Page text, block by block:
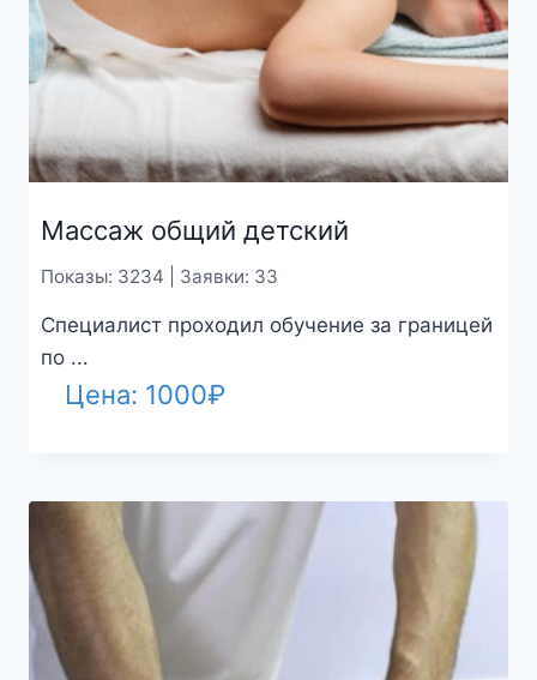
Массаж общий детский
Показы: 3234 | Заявки: 33
Специалист проходил обучение за границей
по ...
Цена: 1000₽